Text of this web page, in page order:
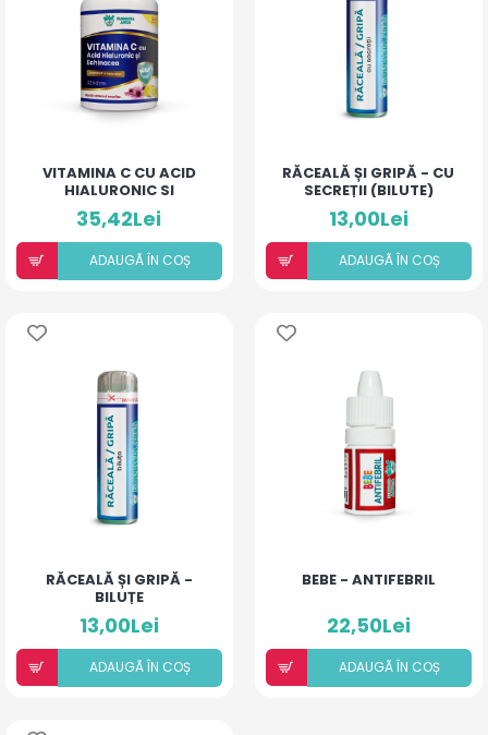
VITAMINA C CU ACID
HIALURONIC SI
ECHINACEA
35,42Lei
ADAUGÃ ÎN COȘ
RĂCEALĂ ȘI GRIPĂ - CU
SECREȚII (BILUTE)
13,00Lei
ADAUGÃ ÎN COȘ
RĂCEALĂ ȘI GRIPĂ -
BILUȚE
13,00Lei
ADAUGÃ ÎN COȘ
BEBE - ANTIFEBRIL
22,50Lei
ADAUGÃ ÎN COȘ